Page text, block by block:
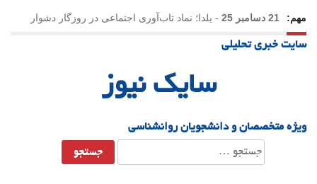
مهم: 21 دسامبر 25 - یلدا؛ نماد تاب‌آوری اجتماعی در روزگار دشوار
سایت خبری تحلیلی
سایک نیوز
ویژه متخصصان و دانشجویان روانشناسی
جستجو
برای: